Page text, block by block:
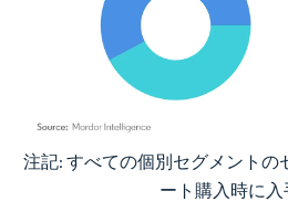
画像 © Mordor Intelligence。再利用にはCC
注記: すべての個別セグメントの
ート購入時に